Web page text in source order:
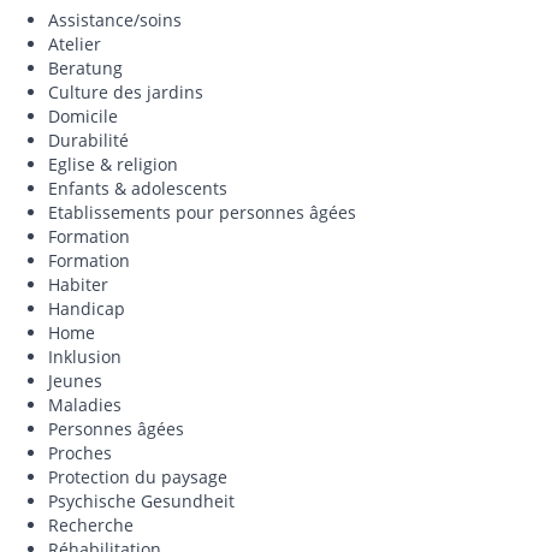
Assistance/soins
Atelier
Beratung
Culture des jardins
Domicile
Durabilité
Eglise & religion
Enfants & adolescents
Etablissements pour personnes âgées
Formation
Formation
Habiter
Handicap
Home
Inklusion
Jeunes
Maladies
Personnes âgées
Proches
Protection du paysage
Psychische Gesundheit
Recherche